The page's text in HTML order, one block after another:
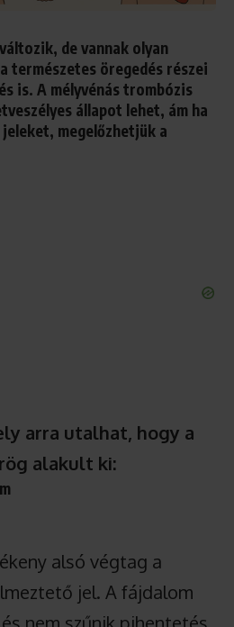
de vannak olyan
természetes öregedés részei
is. A mélyvénás trombózis
állapot lehet, ám ha
megelőzhetjük a
arra utalhat, hogy a
alakult ki:
alsó végtag a
jel. A fájdalom